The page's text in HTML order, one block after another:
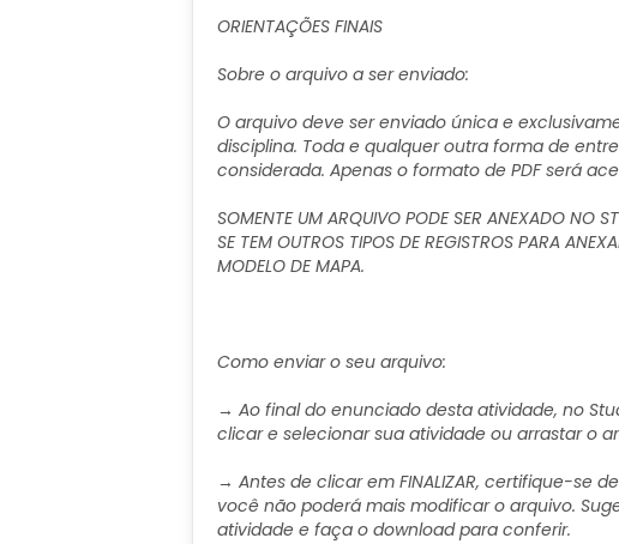
ORIENTAÇÕES FINAIS
Sobre o arquivo a ser enviado:
O arquivo deve ser enviado única e
disciplina. Toda e qualquer outra forma de
considerada. Apenas o formato de PDF será
SOMENTE UM ARQUIVO PODE SER ANEXADO NO
SE TEM OUTROS TIPOS DE REGISTROS PARA
MODELO DE MAPA.
Como enviar o seu arquivo:
→ Ao final do enunciado desta atividade, no
clicar e selecionar sua atividade ou arrastar o
→ Antes de clicar em FINALIZAR, certifique-se
você não poderá mais modificar o arquivo.
atividade e faça o download para conferir.